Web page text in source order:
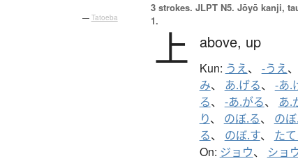
— Tatoeba
3 strokes. JLPT N5. Jōyō kanji,
1.
上 above, up
Kun: うえ、 -うえ、
み、 あ.げる、 -あ.
る、 -あ.がる、 あ.
り、 のぼ.る、 の
る、 のぼ.す、 た
On: ジョウ、 ショ